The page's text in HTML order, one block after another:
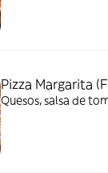
Pizza Margarita
Quesos, salsa de